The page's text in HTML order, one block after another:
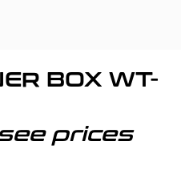
BOX WT-
prices